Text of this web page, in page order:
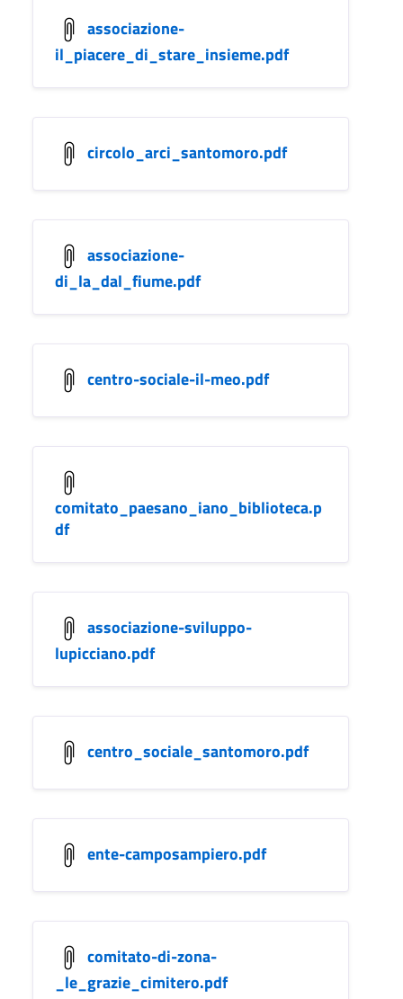
associazione-
il_piacere_di_stare_insieme.pdf
circolo_arci_santomoro.pdf
associazione-
di_la_dal_fiume.pdf
centro-sociale-il-meo.pdf
comitato_paesano_iano_biblioteca.p
df
associazione-sviluppo-
lupicciano.pdf
centro_sociale_santomoro.pdf
ente-camposampiero.pdf
comitato-di-zona-
_le_grazie_cimitero.pdf